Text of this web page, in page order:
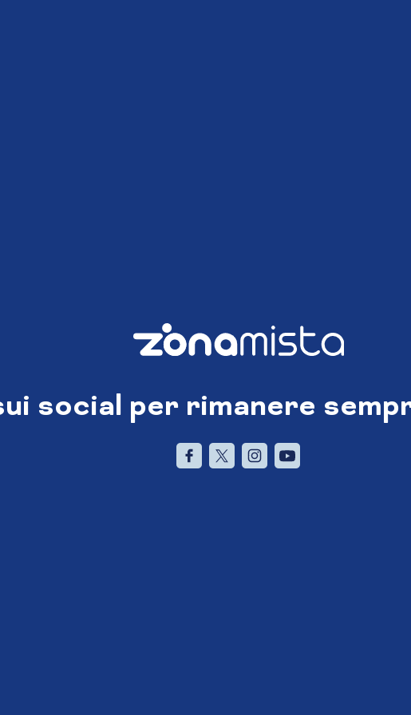
social per rimanere